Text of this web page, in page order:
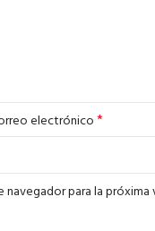
electrónico*
para la